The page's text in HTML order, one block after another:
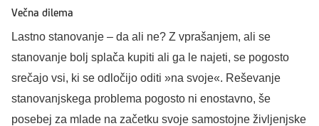
Večna dilema
Lastno stanovanje – da ali ne? Z vprašanjem, ali se
stanovanje bolj splača kupiti ali ga le najeti, se pogosto
srečajo vsi, ki se odločijo oditi »na svoje«. Reševanje
stanovanjskega problema pogosto ni enostavno, še
posebej za mlade na začetku svoje samostojne življenjske